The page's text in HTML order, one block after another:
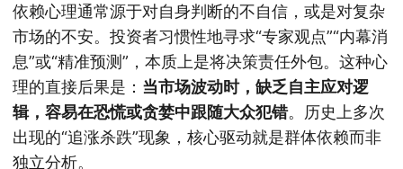
依赖心理通常源于对自身判断的不自信，或是对复杂
市场的不安。投资者习惯性地寻求“专家观点”“内幕消
息”或“精准预测”，本质上是将决策责任外包。这种心
理的直接后果是： 当市场波动时，缺乏自主应对逻
辑，容易在恐慌或贪婪中跟随大众犯错。历史上多次
出现的“追涨杀跌”现象，核心驱动就是群体依赖而非
独立分析。